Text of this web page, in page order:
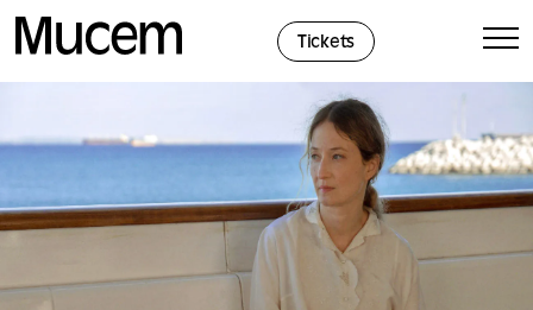
Tickets